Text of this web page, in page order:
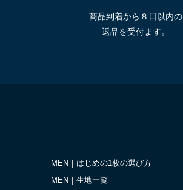
商品到着から８日以内の
返品を受付ます。
MEN｜はじめの1枚の選び方
MEN｜生地一覧